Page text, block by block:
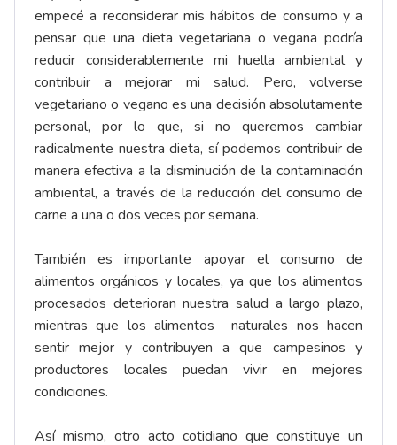
empecé a reconsiderar mis hábitos de consumo y a
pensar que una dieta vegetariana o vegana podría
reducir considerablemente mi huella ambiental y
contribuir a mejorar mi salud. Pero, volverse
vegetariano o vegano es una decisión absolutamente
personal, por lo que, si no queremos cambiar
radicalmente nuestra dieta, sí podemos contribuir de
manera efectiva a la disminución de la contaminación
ambiental, a través de la reducción del consumo de
carne a una o dos veces por semana.
También es importante apoyar el consumo de
alimentos orgánicos y locales, ya que los alimentos
procesados deterioran nuestra salud a largo plazo,
mientras que los alimentos naturales nos hacen
sentir mejor y contribuyen a que campesinos y
productores locales puedan vivir en mejores
condiciones.
Así mismo, otro acto cotidiano que constituye un